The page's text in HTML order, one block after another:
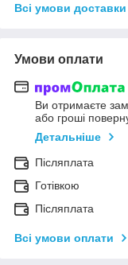
Всі умови доставки
Умови оплати
Ви отримаєте
або гроші
Детальніше
Післяплата
Готівкою
Післяплата
Всі умови оплати